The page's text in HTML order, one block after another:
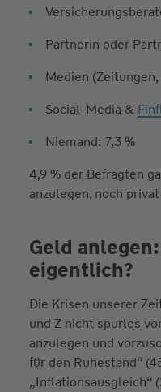
Partnerin oder
Medien
Social-Media &
Niemand: 7,3 %
4,9 % der Befragten
anzulegen, noch
Geld
eigentlich?
Die Krisen unserer
und Z nicht spurlos
anzulegen und
für den Ruhestand“
„Inflationsausgleich“